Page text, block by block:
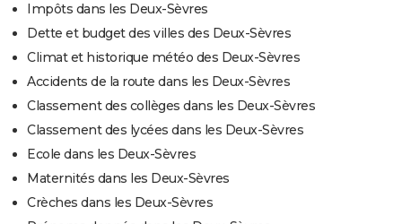
Impôts dans les Deux-Sèvres
Dette et budget des villes des Deux-Sèvres
Climat et historique météo des Deux-Sèvres
Accidents de la route dans les Deux-Sèvres
Classement des collèges dans les Deux-Sèvres
Classement des lycées dans les Deux-Sèvres
Ecole dans les Deux-Sèvres
Maternités dans les Deux-Sèvres
Crèches dans les Deux-Sèvres